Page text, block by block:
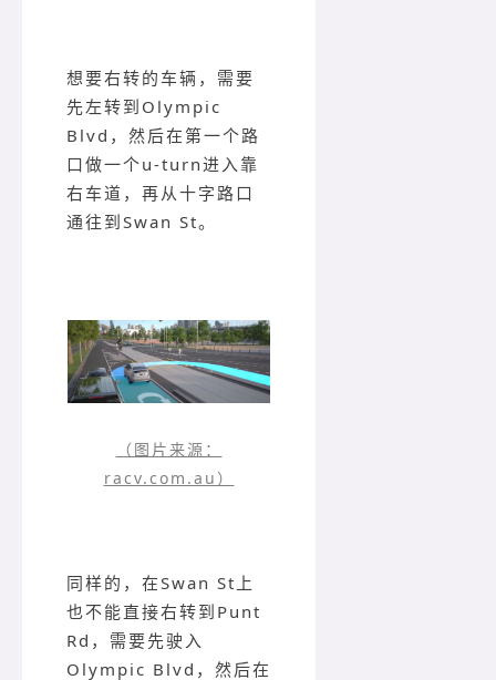
想要右转的车辆，需要
先左转到Olympic
Blvd，然后在第一个路
口做一个u-turn进入靠
右车道，再从十字路口
通往到Swan St。
（图片来源：
racv.com.au）
同样的，在Swan St上
也不能直接右转到Punt
Rd，需要先驶入
Olympic Blvd，然后在